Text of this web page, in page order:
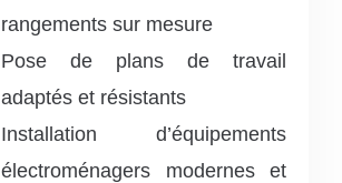
rangements sur mesure
Pose de plans de travail
adaptés et résistants
Installation d’équipements
électroménagers modernes et